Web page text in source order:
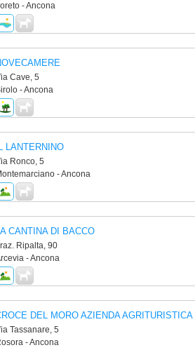
- Ancona
Cave, 5
- Ancona
IL LANTERNINO
Ronco, 5
- Ancona
CANTINA DI BACCO
Ripalta, 90
- Ancona
DEL MORO AZIENDA AGRITURISTICA
Tassanare, 5
- Ancona